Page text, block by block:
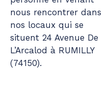
nous rencontrer dans
nos locaux qui se
situent 24 Avenue De
L’Arcalod à RUMILLY
(74150).